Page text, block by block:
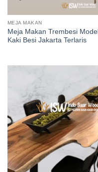
MEJA MAKAN
Meja Makan Trembesi Model
Kaki Besi Jakarta Terlaris